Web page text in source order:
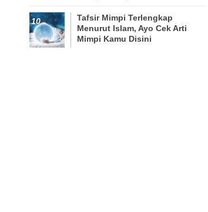
Tafsir Mimpi Terlengkap
Menurut Islam, Ayo Cek Arti
Mimpi Kamu Disini